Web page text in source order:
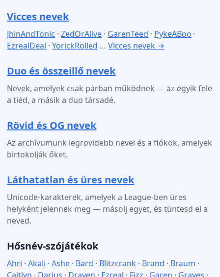
Vicces nevek
JhinAndTonic ·ZedOrAlive · GarenTeed · PykeABoo ·
EzrealDeal ·YorickRolled …Vicces nevek →
Duo és összeillő nevek
Nevek, amelyek csak párban működnek — az egyik fele
a tiéd, a másik a duo társadé.
Rövid és OG nevek
Az archívumunk legrövidebb nevei és a fiókok, amelyek
birtokolják őket.
Láthatatlan és üres nevek
Unicode-karakterek, amelyek a League-ben üres
helyként jelennek meg — másolj egyet, és tüntesd el a
neved.
Hősnév-szójátékok
Ahri ·Akali ·Ashe · Bard · Blitzcrank · Brand · Braum ·